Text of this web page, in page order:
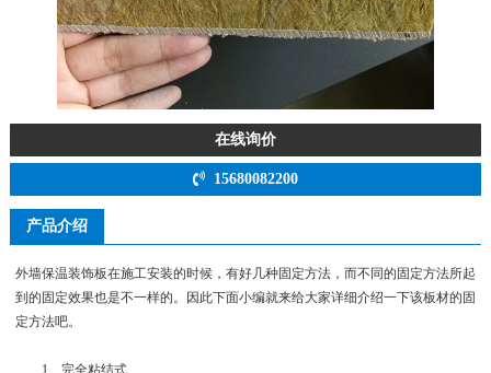
在线询价
15680082200
产品介绍
外墙保温装饰板在施工安装的时候，有好几种固定方法，而不同的固定方法所起
到的固定效果也是不一样的。因此下面小编就来给大家详细介绍一下该板材的固
定方法吧。
1、完全粘结式